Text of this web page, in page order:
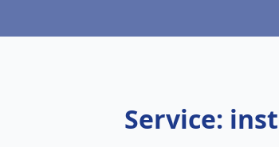
Service: